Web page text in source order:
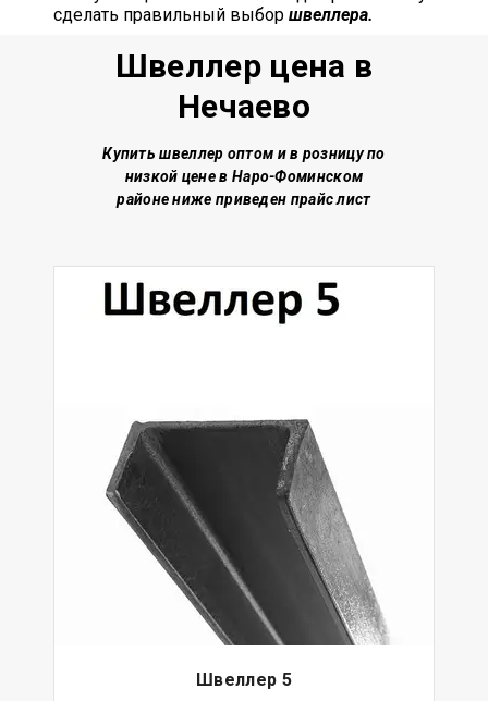
сделать правильный выбор швеллера.
Швеллер цена в
Нечаево
Купить швеллер оптом и в розницу по
низкой ценев Наро-Фоминском
районениже приведен прайс лист
Швеллер 5